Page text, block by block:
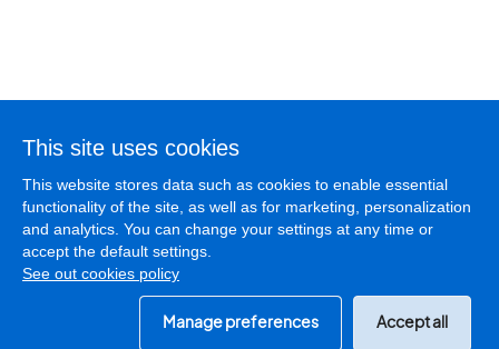
License
SGAERRDD/4/1547/0223
Cookies policy
Manage cookies
© PodCastMania 2026
This site uses cookies
This website stores data such as cookies to enable essential
functionality of the site, as well as for marketing, personalization
and analytics. You can change your settings at any time or
accept the default settings.
See out cookies policy
Manage preferences Accept all